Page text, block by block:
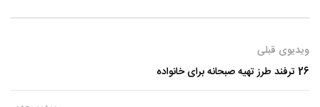
ویدیوی قبلی
26 ترفند طرز تهیه صبحانه برای خانواده